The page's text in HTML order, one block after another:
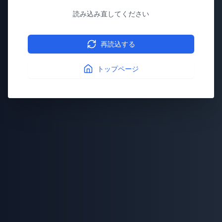
読み込み直してください
再読込する
トップページ